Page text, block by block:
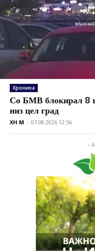
Хроника
Со БМВ блокирал 8
низ цел град
XH M - 07.08.2026 12:56
-